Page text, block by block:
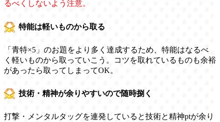
るべくしないよう注意。
特能は軽いものから取る
「青特×5」のお題をより多く達成するため、特能はなるべ
く軽いものから取っていこう。コツを取れているものも余裕
があったら取ってしまってOK。
技術・精神が余りやすいので随時捌く
打撃・メンタルタッグを連発していると技術と精神ptが余り